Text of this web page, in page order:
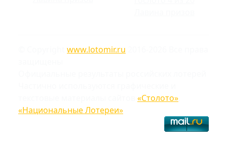
www.lotomir.ru
«Столото»
«Национальные Лотереи»